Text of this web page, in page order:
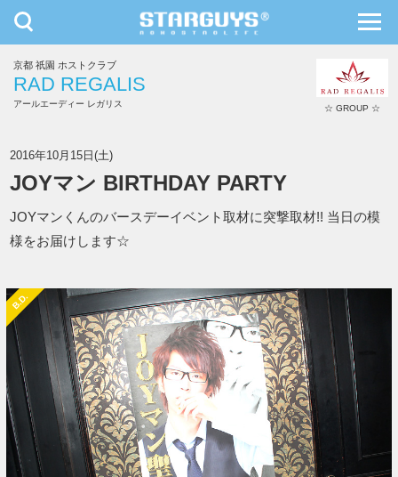
九州・沖縄 北海道・東北
toggle
navigation
京都 祇園 ホストクラブ
RAD REGALIS
アールエーディー レガリス ☆ GROUP ☆
2016年10月15日(土)
JOYマン BIRTHDAY PARTY
JOYマンくんのバースデーイベント取材に突撃取材!! 当日の模
様をお届けします☆
B.D.